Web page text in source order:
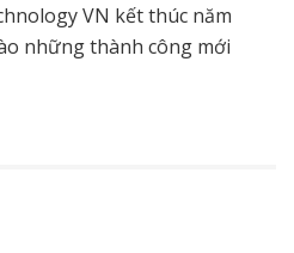
VN kết thúc năm
những thành công mới